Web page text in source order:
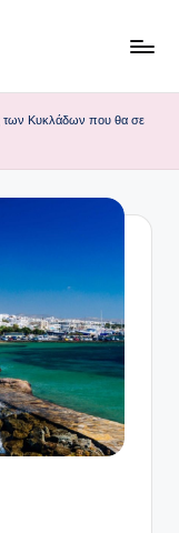
των Κυκλάδων που θα σε